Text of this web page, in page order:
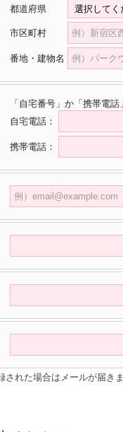
都道府県
市区町村
番地・建物名
「自宅番号」か「携帯電
自宅電話：
携帯電話：
れた場合はメールが届き